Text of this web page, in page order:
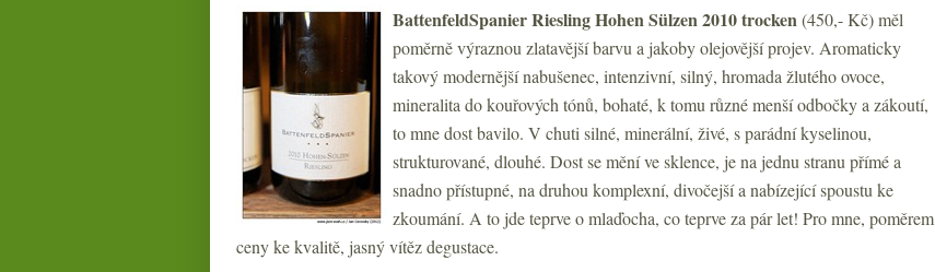
BattenfeldSpanier Riesling Hohen Sülzen 2010 trocken(450,- Kč)měl
poměrně výraznou zlatavější barvu a jakoby olejovější projev. Aromaticky
takový modernější nabušenec, intenzivní, silný, hromada žlutého ovoce,
mineralita do kouřových tónů, bohaté, k tomu různé menší odbočky a zákoutí,
to mne dost bavilo. V chuti silné, minerální, živé, s parádní kyselinou,
strukturované, dlouhé. Dost se mění ve sklence, je na jednu stranu přímé a
snadno přístupné, na druhou komplexní, divočejší a nabízející spoustu ke
zkoumání. A to jde teprve o mlaďocha, co teprve za pár let! Pro mne, poměrem
ceny ke kvalitě, jasný vítěz degustace.